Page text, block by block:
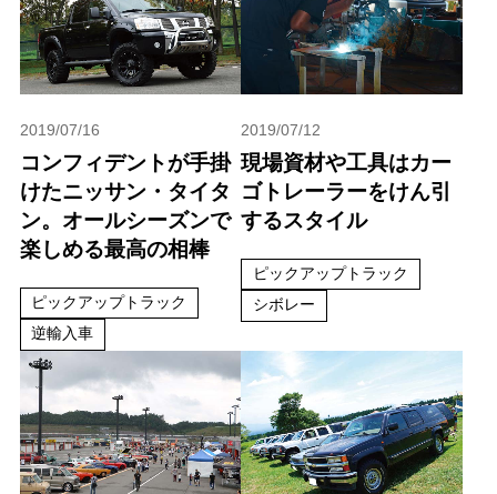
2019/07/16
コンフィデントが手掛
けたニッサン・タイタ
ン。オールシーズンで
楽しめる最高の相棒
ピックアップトラック
逆輸入車
2019/07/12
現場資材や工具はカー
ゴトレーラーをけん引
するスタイル
ピックアップトラック
シボレー